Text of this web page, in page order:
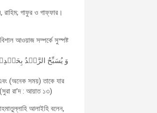
রাহিম; গাফুর ও গাফ্ফার।
আওয়াজ সম্পর্কে সুস্পষ্ট
وَ یُسَبِّحُ الرَّعۡدُ
এবং (অনেক সময়) তাকে যার
রা’দ : আয়াত ১৩)
আলাইহি বলেন,